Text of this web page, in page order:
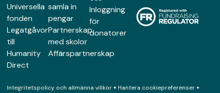
Universella
fonden
Legatgåvor
till
Humanity
Direct
samla in
pengar
Partnerskap
med skolor
Affärspartnerskap
Inloggning
för
donatorer
Integritetspolicy och allmänna villkor
Hantera cookiepreferenser